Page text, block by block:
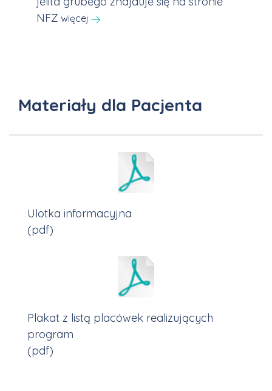
NFZ więcej
Materiały dla Pacjenta
Ulotka informacyjna
(pdf)
Plakat z listą placówek realizujących
program
(pdf)